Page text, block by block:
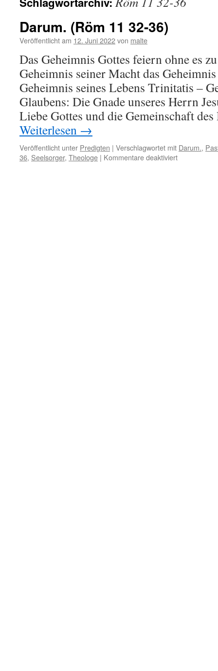
Darum. (Röm 11 32-36)
Veröffentlicht am 12. Juni 2022von malte
Das Geheimnis Gottes feiern ohne es
Geheimnis seiner Macht das
Geheimnis seines Lebens Trinitatis –
Glaubens: Die Gnade unseres Herrn
Liebe Gottes und die Gemeinschaft
Weiterlesen →
Veröffentlicht unter Predigten | Verschlagwortet mit Darum.,
36, Seelsorger, Theologe | Kommentare deaktiviertfür